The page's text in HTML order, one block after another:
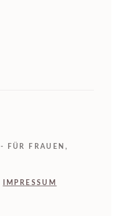
- FÜR FRAUEN,
IMPRESSUM